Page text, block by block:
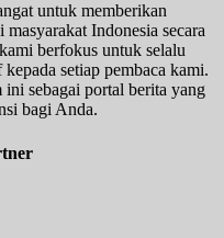
untuk memberikan
Indonesia secara
berfokus untuk selalu
setiap pembaca kami.
sebagai portal berita yang
bagi Anda.